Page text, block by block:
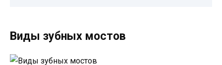
Виды зубных мостов